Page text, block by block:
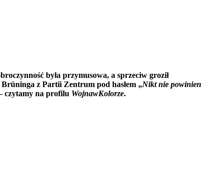
była przymusowa, a sprzeciw groził
z Partii Zentrum pod hasłem „Nikt nie powinien
czytamy na profilu WojnawKolorze.